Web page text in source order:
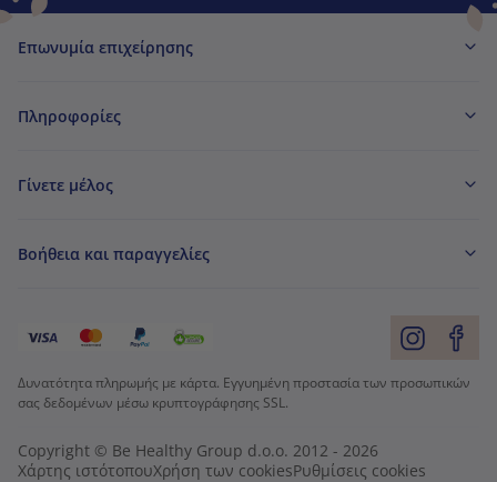
Επωνυμία επιχείρησης
Πληροφορίες
Γίνετε μέλος
Βοήθεια και παραγγελίες
Δυνατότητα πληρωμής με κάρτα. Εγγυημένη προστασία των προσωπικών
σας δεδομένων μέσω κρυπτογράφησης SSL.
Copyright © Be Healthy Group d.o.o. 2012 - 2026
Χάρτης ιστότοπουΧρήση των cookiesΡυθμίσεις cookies